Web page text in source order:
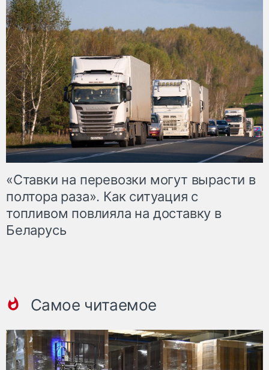
«Ставки на перевозки могут вырасти в
полтора раза». Как ситуация с
топливом повлияла на доставку в
Беларусь
Самое читаемое